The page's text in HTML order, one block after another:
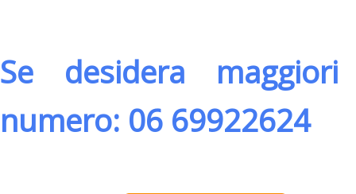
Se desidera
numero: 06 69922624